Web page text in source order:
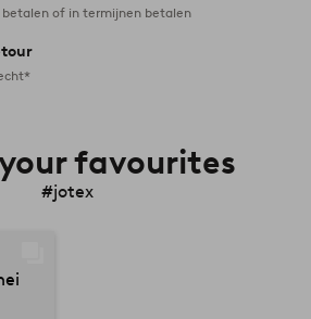
of in termijnen betalen
favourites
#jotex